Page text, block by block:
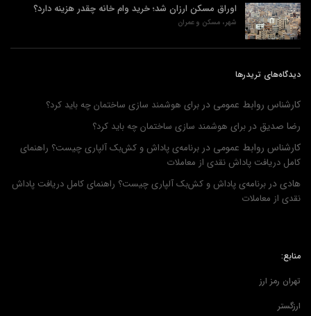
اوراق مسکن ارزان شد؛ خرید وام خانه چقدر هزینه دارد؟
شهر، مسکن و عمران
دیدگاه‌های تریدرها
کارشناس روابط عمومی در برای هوشمند سازی ساختمان چه باید کرد؟
رضا صدیق در برای هوشمند سازی ساختمان چه باید کرد؟
کارشناس روابط عمومی در برنامه‌ی پاداش و کش‌بک آلپاری چیست؟ راهنمای
کامل دریافت پاداش نقدی از معاملات
هادی در برنامه‌ی پاداش و کش‌بک آلپاری چیست؟ راهنمای کامل دریافت پاداش
نقدی از معاملات
منابع:
تهران رمز ارز
ارزگستر